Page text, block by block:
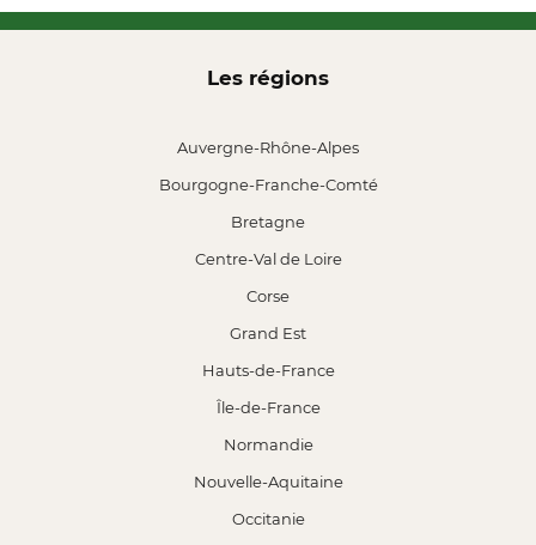
Les régions
Auvergne-Rhône-Alpes
Bourgogne-Franche-Comté
Bretagne
Centre-Val de Loire
Corse
Grand Est
Hauts-de-France
Île-de-France
Normandie
Nouvelle-Aquitaine
Occitanie